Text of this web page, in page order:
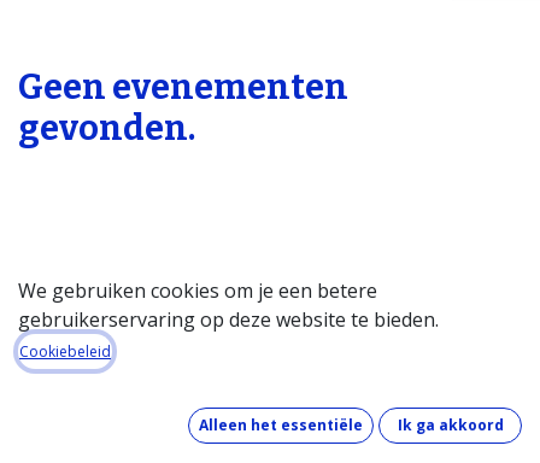
Geen evenementen
gevonden.
Startpagina
Over de databank
Wat kost de databank?
Hoe werkt de databank?
We gebruiken cookies om je een betere
gebruikerservaring op deze website te bieden.
Cookiebeleid
Alleen het essentiële Ik ga akkoord